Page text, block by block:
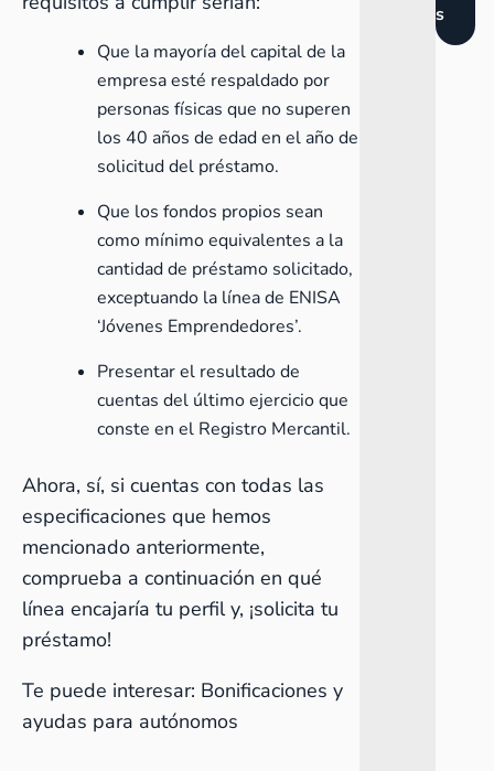
Que la mayoría del capital de la
empresa esté respaldado por
personas físicas que no superen
los 40 años de edad en el año de
solicitud del préstamo.
Que los fondos propios sean
como mínimo equivalentes a la
cantidad de préstamo solicitado,
exceptuando la línea de ENISA
‘Jóvenes Emprendedores’.
Presentar el resultado de
cuentas del último ejercicio que
conste en el Registro Mercantil.
Ahora, sí, si cuentas con todas las
especificaciones que hemos
mencionado anteriormente,
comprueba a continuación en qué
línea encajaría tu perfil y, ¡solicita tu
préstamo!
Te puede interesar: Bonificaciones y
ayudas para autónomos
s